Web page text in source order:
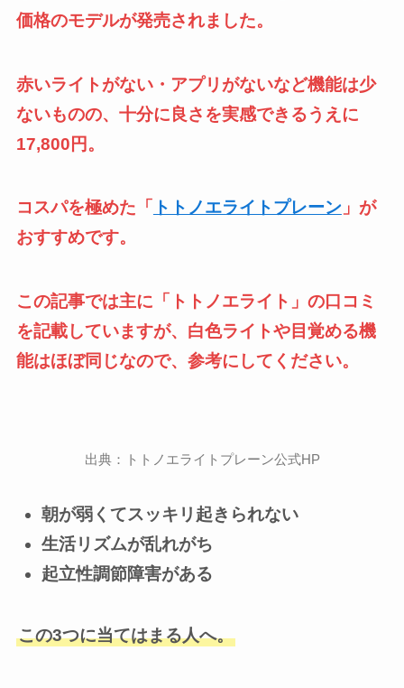
価格のモデルが発売されました。
赤いライトがない・アプリがないなど機能は少
ないものの、十分に良さを実感できるうえに
17,800円。
コスパを極めた「 トトノエライトプレーン 」が
おすすめです。
この記事では主に「トトノエライト」の口コミ
を記載していますが、白色ライトや目覚める機
能はほぼ同じなので、参考にしてください。
出典：トトノエライトプレーン公式HP
朝が弱くてスッキリ起きられない
生活リズムが乱れがち
起立性調節障害がある
この3つに当てはまる人へ。